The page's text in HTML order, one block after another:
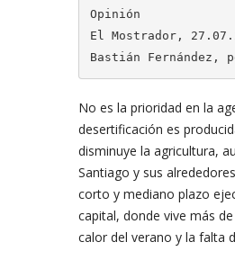
Opinión
El Mostrador,
Bastián Fernández,
No es la prioridad en la
desertificación es
disminuye la agricultura,
Santiago y sus
corto y mediano plazo
capital, donde vive más
calor del verano y la falta